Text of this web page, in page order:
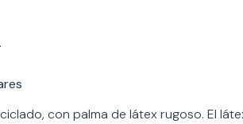
con palma de látex rugoso. El